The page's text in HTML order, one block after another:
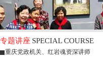
专题讲座 SPECIAL COURSE
重庆党政机关、红岩魂资深讲师